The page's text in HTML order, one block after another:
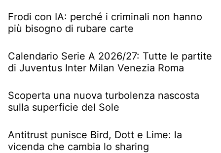
Frodi con IA: perché i criminali non hanno
più bisogno di rubare carte
Calendario Serie A 2026/27: Tutte le partite
di Juventus Inter Milan Venezia Roma
Scoperta una nuova turbolenza nascosta
sulla superficie del Sole
Antitrust punisce Bird, Dott e Lime: la
vicenda che cambia lo sharing